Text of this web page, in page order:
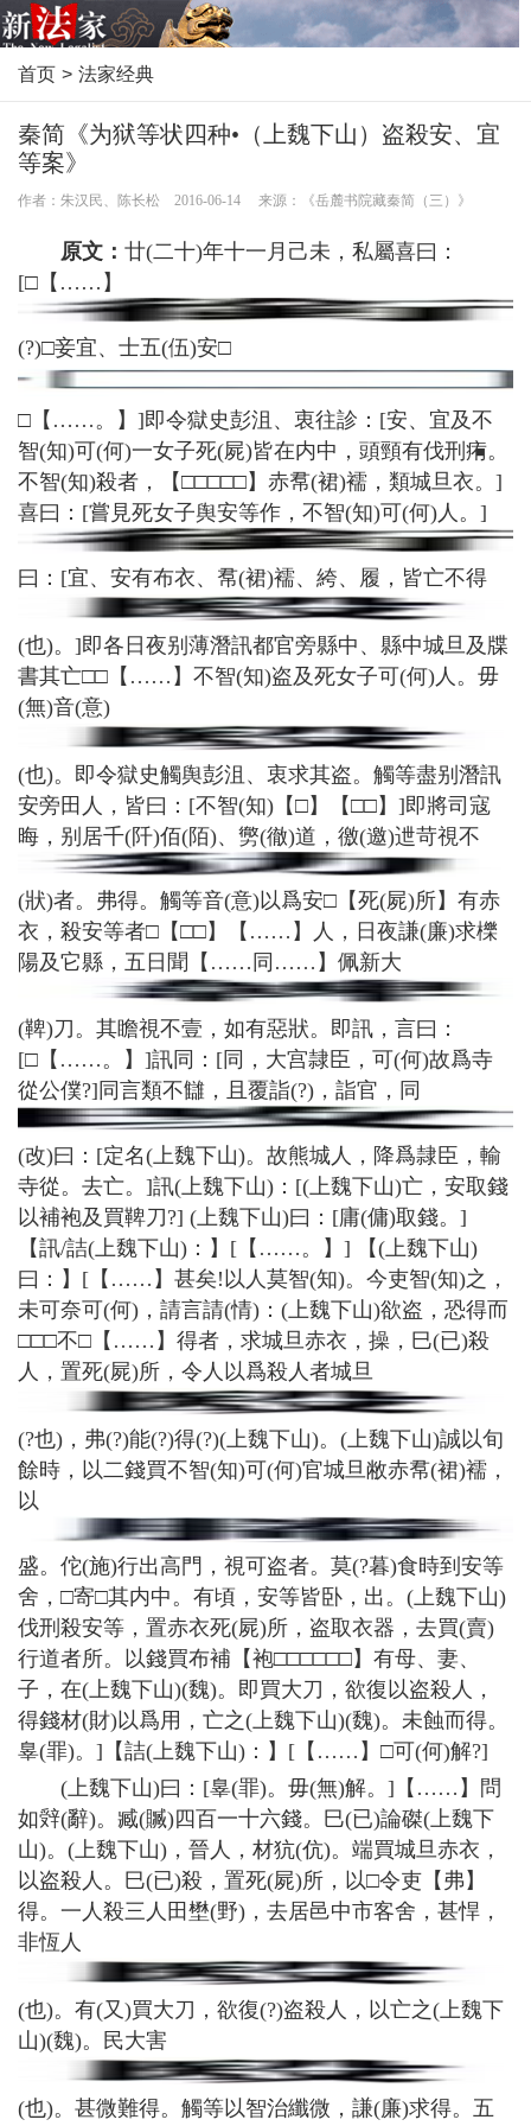
首页 > 法家经典
秦简《为狱等状四种•（上魏下山）盗殺安、宜
等案》
作者：朱汉民、陈长松 2016-06-14 来源：《岳麓书院藏秦简（三）》
原文： 廿(二十)年十一月己未，私屬喜曰：
[□【……】
(?)□妾宜、士五(伍)安□
□【……。】]即令獄史彭沮、衷往診：[安、宜及不
智(知)可(何)一女子死(屍)皆在内中，頭頸有伐刑痏。
不智(知)殺者，【□□□□□】赤帬(裙)襦，類城旦衣。]
喜曰：[嘗見死女子舆安等作，不智(知)可(何)人。]
曰：[宜、安有布衣、帬(裙)襦、絝、履，皆亡不得
(也)。]即各日夜别薄潛訊都官旁縣中、縣中城旦及牒
書其亡□□【……】不智(知)盗及死女子可(何)人。毋
(無)音(意)
(也)。即令獄史觸舆彭沮、衷求其盗。觸等盡别潛訊
安旁田人，皆曰：[不智(知)【□】【□□】]即將司寇
晦，别居千(阡)佰(陌)、勶(徹)道，徼(邀)迣苛視不
(狀)者。弗得。觸等音(意)以爲安□【死(屍)所】有赤
衣，殺安等者□【□□】【……】人，日夜謙(廉)求櫟
陽及它縣，五日聞【……同……】佩新大
(鞞)刀。其瞻視不壹，如有惡狀。即訊，言曰：
[□【……。】]訊同：[同，大宫隷臣，可(何)故爲寺
從公僕?]同言類不讎，且覆詣(?)，詣官，同
(改)曰：[定名(上魏下山)。故熊城人，降爲隷臣，輸
寺從。去亡。]訊(上魏下山)：[(上魏下山)亡，安取錢
以補袍及買鞞刀?] (上魏下山)曰：[庸(傭)取錢。]
【訊/詰(上魏下山)：】[【……。】] 【(上魏下山)
曰：】[【……】甚矣!以人莫智(知)。今吏智(知)之，
未可奈可(何)，請言請(情)：(上魏下山)欲盗，恐得而
□□□不□【……】得者，求城旦赤衣，操，巳(已)殺
人，置死(屍)所，令人以爲殺人者城旦
(?也)，弗(?)能(?)得(?)(上魏下山)。(上魏下山)誠以旬
餘時，以二錢買不智(知)可(何)官城旦敝赤帬(裙)襦，
以
盛。佗(施)行出高門，視可盗者。莫(?暮)食時到安等
舍，□寄□其内中。有頃，安等皆卧，出。(上魏下山)
伐刑殺安等，置赤衣死(屍)所，盗取衣器，去買(賣)
行道者所。以錢買布補【袍□□□□□□】有母、妻、
子，在(上魏下山)(魏)。即買大刀，欲復以盗殺人，
得錢材(財)以爲用，亡之(上魏下山)(魏)。未蝕而得。
辠(罪)。]【詰(上魏下山)：】[【……】□可(何)解?]
(上魏下山)曰：[辠(罪)。毋(無)解。]【……】問
如辤(辭)。臧(贓)四百一十六錢。巳(已)論磔(上魏下
山)。(上魏下山)，晉人，材犺(伉)。端買城旦赤衣，
以盗殺人。巳(已)殺，置死(屍)所，以□令吏【弗】
得。一人殺三人田壄(野)，去居邑中市客舍，甚悍，
非恆人
(也)。有(又)買大刀，欲復(?)盗殺人，以亡之(上魏下
山)(魏)。民大害
(也)。甚微難得。觸等以智治纖微，謙(廉)求得。五